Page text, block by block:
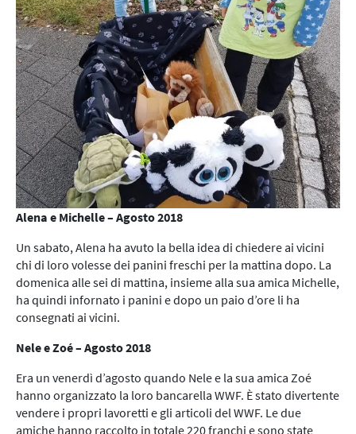
Alena e Michelle – Agosto 2018
Un sabato, Alena ha avuto la bella idea di chiedere ai vicini
chi di loro volesse dei panini freschi per la mattina dopo. La
domenica alle sei di mattina, insieme alla sua amica Michelle,
ha quindi infornato i panini e dopo un paio d’ore li ha
consegnati ai vicini.
Nele e Zoé– Agosto 2018
Era un venerdì d’agosto quando Nele e la sua amica Zoé
hanno organizzato la loro bancarella WWF. È stato divertente
vendere i propri lavoretti e gli articoli del WWF. Le due
amiche hanno raccolto in totale 220 franchi e sono state